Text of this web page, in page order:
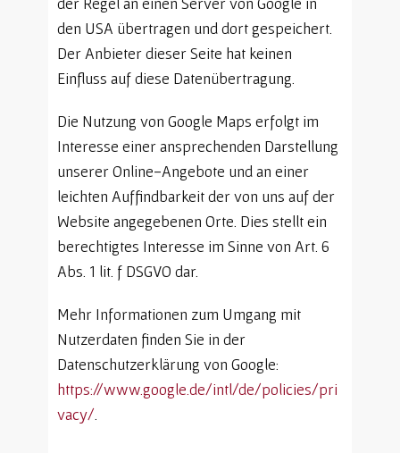
den USA übertragen und dort gespeichert.
Der Anbieter dieser Seite hat keinen
Einfluss auf diese Datenübertragung.
Die Nutzung von Google Maps erfolgt im
Interesse einer ansprechenden Darstellung
unserer Online-Angebote und an einer
leichten Auffindbarkeit der von uns auf der
Website angegebenen Orte. Dies stellt ein
berechtigtes Interesse im Sinne von Art. 6
Abs. 1 lit. f DSGVO dar.
Mehr Informationen zum Umgang mit
Nutzerdaten finden Sie in der
Datenschutzerklärung von Google:
https://www.google.de/intl/de/policies/pri
vacy/